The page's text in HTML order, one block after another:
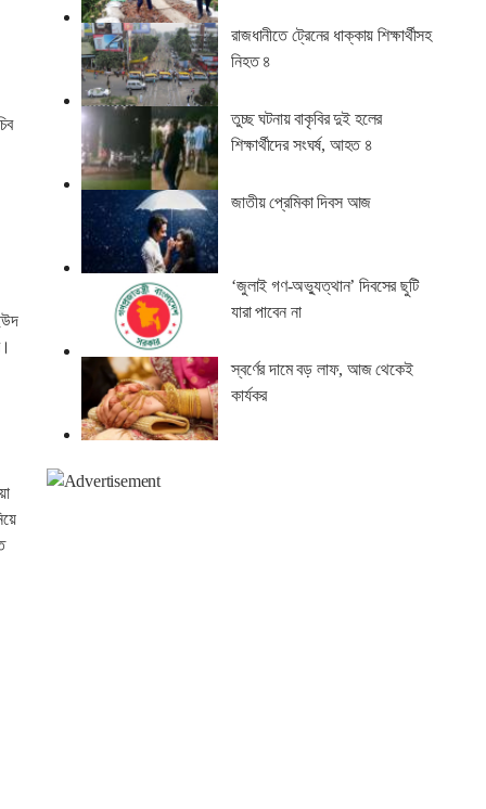
রাজধানীতে ট্রেনের ধাক্কায় শিক্ষার্থীসহ
নিহত ৪
তুচ্ছ ঘটনায় বাকৃবির দুই হলের
শিক্ষার্থীদের সংঘর্ষ, আহত ৪
জাতীয় প্রেমিকা দিবস আজ
‘জুলাই গণ-অভ্যুত্থান’ দিবসের ছুটি
যারা পাবেন না
স্বর্ণের দামে বড় লাফ, আজ থেকেই
কার্যকর